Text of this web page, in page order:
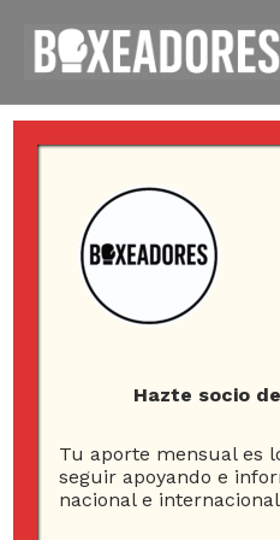
NOTICIAS
Luis
Hazte socio
Tu aporte mensual es
seguir apoyando e
nacional e